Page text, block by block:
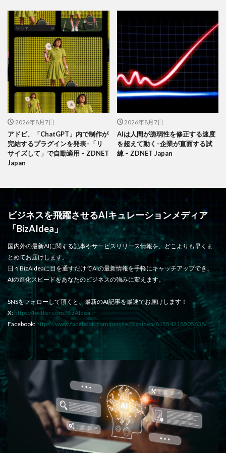
2026年8月7日
アドビ、「ChatGPT」内で制作が
完結するプラグインを発表–「リ
サイズして」で自動適用 – ZDNET
Japan
2026年8月7日
AIは人間が脆弱性を修正する速度
を超えて動く–企業が直面する試
練 – ZDNET Japan
ビジネスを飛躍させるAIキュレーションメディア
「BizAIdea」
国内外の最新AIに関する記事やサービスリリース情報を、どこよりも早くま
とめてお届けします。
日々BizAIdeaに目を通すだけでAIの最新情報を手軽にキャッチアップでき、
AIの進化スピードをあなたのビジネスの強みに変えます。
SNSをフォローして頂くと、最新のAI記事を最速でお届けします！
X: https://twitter.com/BizAIdea
Facebook: https://www.facebook.com/people/Bizaidea/61554218505638/